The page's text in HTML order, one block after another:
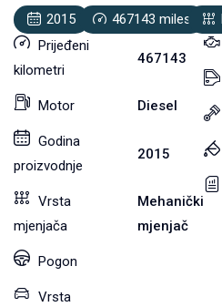
2015 467143 miles
Prijeđeni
kilometri
467143
Motor Diesel
Godina
proizvodnje
2015
Vrsta
mjenjača
Mehanički
mjenjač
Pogon
Vrsta